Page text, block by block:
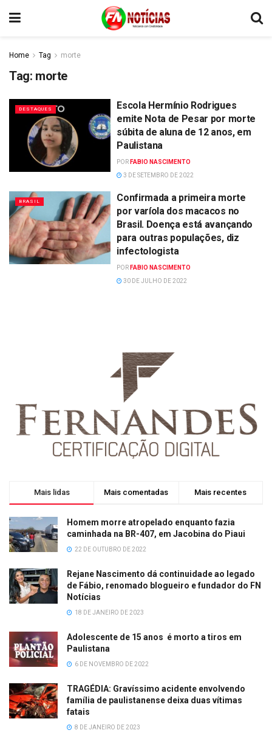
Home Tag morte
Tag: morte
DESTAQUES
Escola Hermínio Rodrigues
emite Nota de Pesar por morte
súbita de aluna de 12 anos, em
Paulistana
POR FABIO NASCIMENTO
3 DE SETEMBRO DE 2022
BRASIL
Confirmada a primeira morte
por varíola dos macacos no
Brasil. Doença está avançando
para outras populações, diz
infectologista
POR FABIO NASCIMENTO
30 DE JULHO DE 2022
Mais lidas Mais comentadas Mais recentes
Homem morre atropelado enquanto fazia
caminhada na BR-407, em Jacobina do Piaui
22 DE OUTUBRO DE 2022
Rejane Nascimento dá continuidade ao legado
de Fábio, renomado blogueiro e fundador do FN
Notícias
18 DE JANEIRO DE 2023
Adolescente de 15 anos é morto a tiros em
Paulistana
6 DE NOVEMBRO DE 2022
TRAGÉDIA: Gravíssimo acidente envolvendo
família de paulistanense deixa duas vítimas
fatais
8 DE JANEIRO DE 2023